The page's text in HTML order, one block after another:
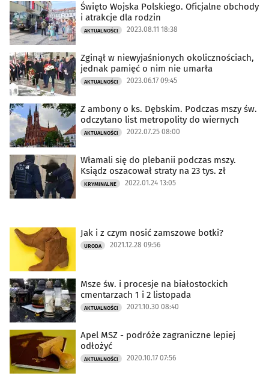
Święto Wojska Polskiego. Oficjalne obchody
i atrakcje dla rodzin
AKTUALNOŚCI 2023.08.11 18:38
Zginął w niewyjaśnionych okolicznościach,
jednak pamięć o nim nie umarła
AKTUALNOŚCI 2023.06.17 09:45
Z ambony o ks. Dębskim. Podczas mszy św.
odczytano list metropolity do wiernych
AKTUALNOŚCI 2022.07.25 08:00
Włamali się do plebanii podczas mszy.
Ksiądz oszacował straty na 23 tys. zł
KRYMINALNE 2022.01.24 13:05
Jak i z czym nosić zamszowe botki?
URODA 2021.12.28 09:56
Msze św. i procesje na białostockich
cmentarzach 1 i 2 listopada
AKTUALNOŚCI 2021.10.30 08:40
Apel MSZ - podróże zagraniczne lepiej
odłożyć
AKTUALNOŚCI 2020.10.17 07:56